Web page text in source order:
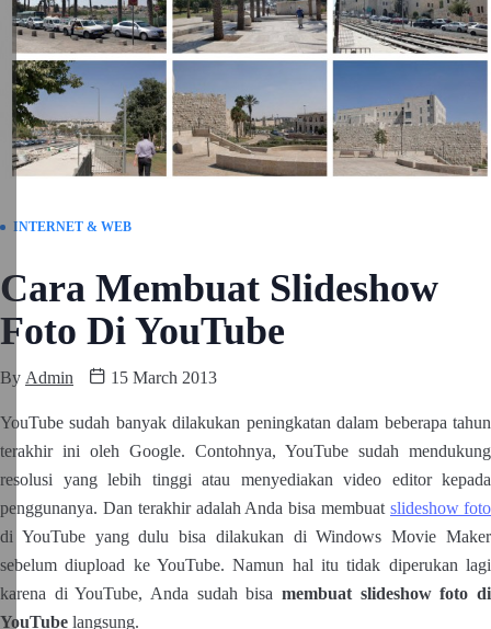
INTERNET & WEB
Cara Membuat Slideshow
Foto Di YouTube
By Admin 15 March 2013
YouTube sudah banyak dilakukan peningkatan dalam beberapa tahun
terakhir ini oleh Google. Contohnya, YouTube sudah mendukung
resolusi yang lebih tinggi atau menyediakan video editor kepada
penggunanya. Dan terakhir adalah Anda bisa membuat slideshow foto
di YouTube yang dulu bisa dilakukan di Windows Movie Maker
sebelum diupload ke YouTube. Namun hal itu tidak diperukan lagi
karena di YouTube, Anda sudah bisa membuat slideshow foto di
YouTube langsung.